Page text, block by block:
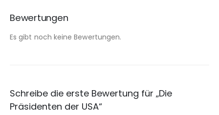
Bewertungen
Es gibt noch keine Bewertungen.
Schreibe die erste Bewertung für „Die
Präsidenten der USA“